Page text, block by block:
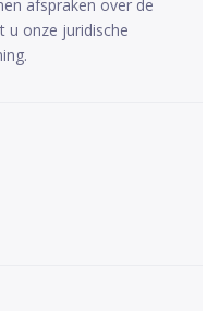
afspraken over de
u onze juridische